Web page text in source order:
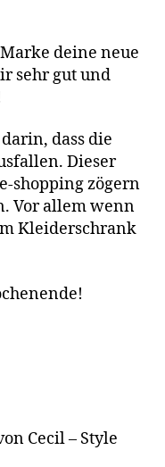
deine neue
sehr gut und
dass die
Dieser
shopping zögern
Vor allem wenn
Kleiderschrank
Cecil – Style